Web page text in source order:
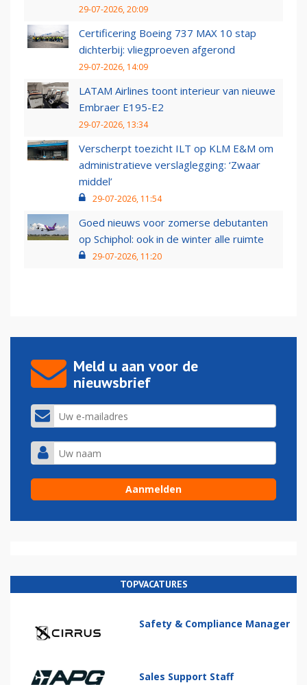
29-07-2026, 20:09
Certificering Boeing 737 MAX 10 stap
dichterbij: vliegproeven afgerond
29-07-2026, 14:09
LATAM Airlines toont interieur van nieuwe
Embraer E195-E2
29-07-2026, 13:34
Verscherpt toezicht ILT op KLM E&M om
administratieve verslaglegging: ‘Zwaar
middel’
29-07-2026, 11:54
Goed nieuws voor zomerse debutanten
op Schiphol: ook in de winter alle ruimte
29-07-2026, 11:20
Meld u aan voor de
nieuwsbrief
TOPVACATURES
Safety & Compliance Manager
Sales Support Staff